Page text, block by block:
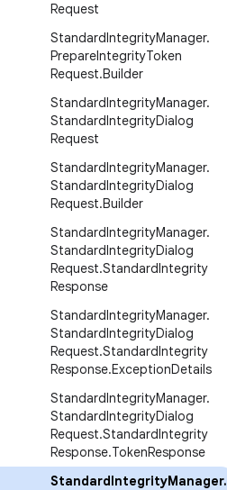
Request
StandardIntegrityManager.
PrepareIntegrityToken
Request.Builder
StandardIntegrityManager.
StandardIntegrityDialog
Request
StandardIntegrityManager.
StandardIntegrityDialog
Request.Builder
StandardIntegrityManager.
StandardIntegrityDialog
Request.StandardIntegrity
Response
StandardIntegrityManager.
StandardIntegrityDialog
Request.StandardIntegrity
Response.ExceptionDetails
StandardIntegrityManager.
StandardIntegrityDialog
Request.StandardIntegrity
Response.TokenResponse
StandardIntegrityManager.